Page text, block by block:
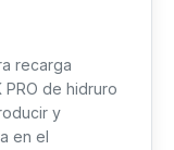
recarga
PRO de hidruro
y
en el